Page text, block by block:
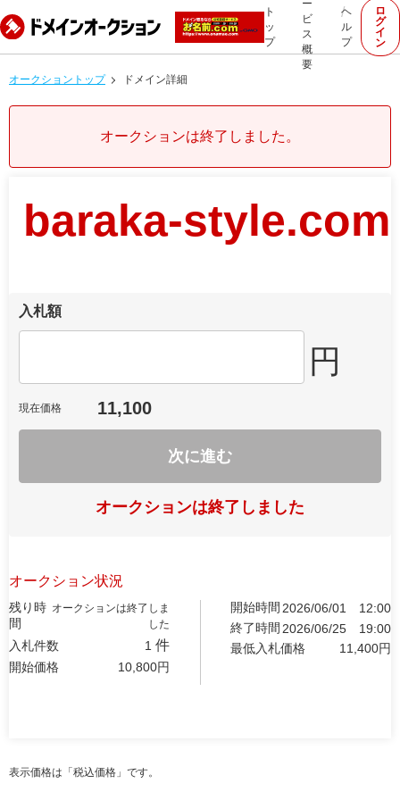
ト
ッ
プ
ー
ビ
ス
概
要
ヘ
ル
プ
ロ
グ
イ
ン
オークショントップ ドメイン詳細
オークションは終了しました。
baraka-style.com
入札額
円
現在価格 11,100
次に進む
オークションは終了しました
オークション状況
残り時
間
オークションは終了しま
した
入札件数 1 件
開始価格 10,800円
開始時間 2026/06/01
12:00
終了時間 2026/06/25
19:00
最低入札価格
11,400円
表示価格は「税込価格」です。